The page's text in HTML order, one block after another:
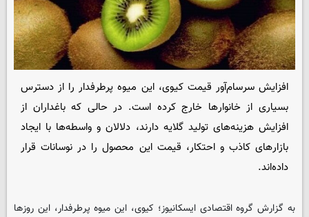
افزایش سرسام‌آور قیمت کیوی، این میوه پرطرفدار را از دسترس
بسیاری از خانوارها خارج کرده است. در حالی که باغداران از
افزایش هزینه‌های تولید گلایه دارند، دلالان و واسطه‌ها با ایجاد
بازارهای کاذب و احتکار، قیمت این محصول را در نوسانات قرار
داده‌اند.
به گزارش گروه اقتصادیایسکانیوز؛ کیوی، این میوه پرطرفدار، این روزها